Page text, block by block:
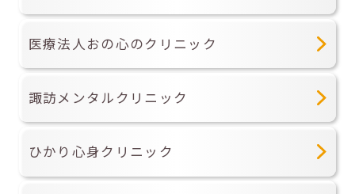
医療法人おの心のクリニック
諏訪メンタルクリニック
ひかり心身クリニック